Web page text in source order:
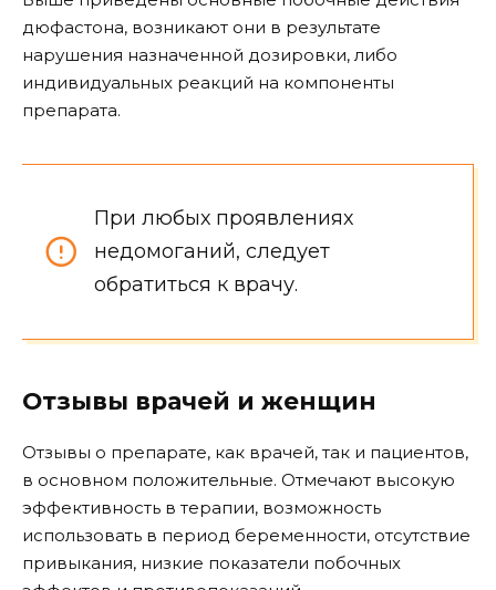
дюфастона, возникают они в результате
нарушения назначенной дозировки, либо
индивидуальных реакций на компоненты
препарата.
При любых проявлениях
недомоганий, следует
обратиться к врачу.
Отзывы врачей и женщин
Отзывы о препарате, как врачей, так и пациентов,
в основном положительные. Отмечают высокую
эффективность в терапии, возможность
использовать в период беременности, отсутствие
привыкания, низкие показатели побочных